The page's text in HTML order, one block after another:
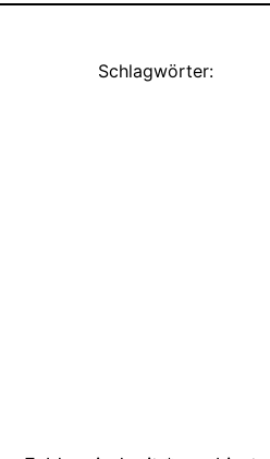
Schlagwörter: